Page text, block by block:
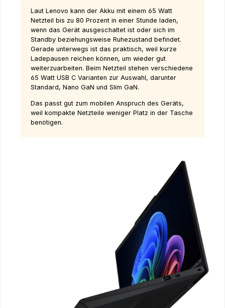
Laut Lenovo kann der Akku mit einem 65 Watt
Netzteil bis zu 80 Prozent in einer Stunde laden,
wenn das Gerät ausgeschaltet ist oder sich im
Standby beziehungsweise Ruhezustand befindet.
Gerade unterwegs ist das praktisch, weil kurze
Ladepausen reichen können, um wieder gut
weiterzuarbeiten. Beim Netzteil stehen verschiedene
65 Watt USB C Varianten zur Auswahl, darunter
Standard, Nano GaN und Slim GaN.
Das passt gut zum mobilen Anspruch des Geräts,
weil kompakte Netzteile weniger Platz in der Tasche
benötigen.